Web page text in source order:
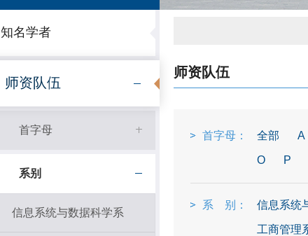
知名学者
师资队伍
首字母
系别
信息系统与数据科学系
师资队伍
首字母： 全部 A
O P
系 别： 信息系统
工商管理